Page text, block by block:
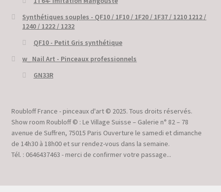
Synthétiques souples - QF10 / 1F10 / 1F20 / 1F37 / 1210 1212 /
1240 / 1222 / 1232
QF10 - Petit Gris synthétique
w_ Nail Art - Pinceaux professionnels
GN33R
Roubloff France - pinceaux d'art © 2025. Tous droits réservés.
Show room Roubloff © : Le Village Suisse – Galerie n° 82 – 78
avenue de Suffren, 75015 Paris Ouverture le samedi et dimanche
de 14h30 à 18h00 et sur rendez-vous dans la semaine.
Tél. : 0646437463 - merci de confirmer votre passage...